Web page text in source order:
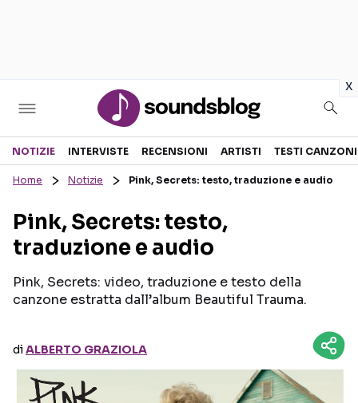
x
Sezioni
RECENSIONI MUSICALI
INTERVISTE
GOSSIP E CURIOSITÀ
TESTI CANZONI
TOUR ED EVENTI
TALENT SHOW
Seguici sui social
NOTIZIE INTERVISTE RECENSIONI ARTISTI TESTI CANZONI
Home Notizie Pink, Secrets: testo, traduzione e audio
Pink, Secrets: testo,
traduzione e audio
Pink, Secrets: video, traduzione e testo della
canzone estratta dall’album Beautiful Trauma.
diALBERTO GRAZIOLA